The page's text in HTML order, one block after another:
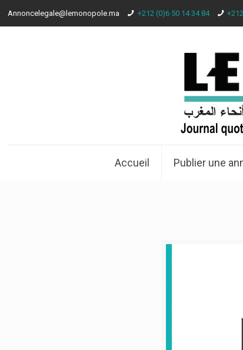
Annoncelegale@lemonopole.ma +212 (0)6 50 14 34 84
Accueil Publier une